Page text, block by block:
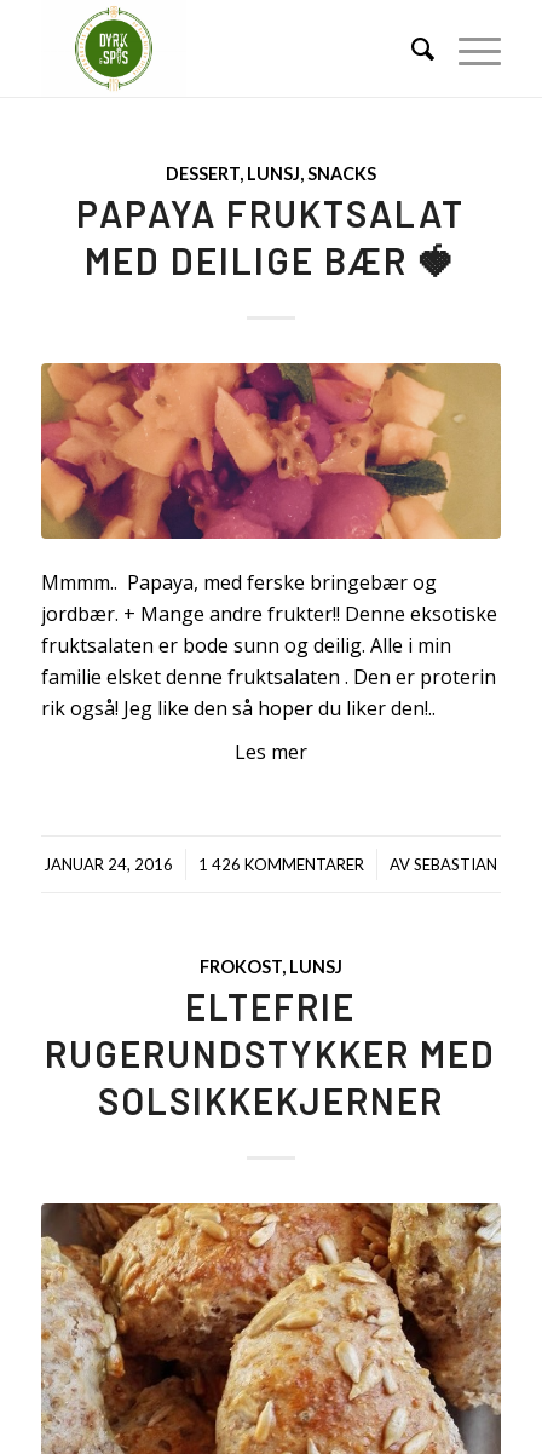
DESSERT, LUNSJ,SNACKS
PAPAYA FRUKTSALAT
MED DEILIGE BÆR 🍓
Mmmm.. Papaya, med ferske bringebær og
jordbær. + Mange andre frukter!! Denne eksotiske
fruktsalaten er bode sunn og deilig. Alle i min
familie elsket denne fruktsalaten . Den er proterin
rik også! Jeg like den så hoper du liker den!..
Les mer
JANUAR 24, 2016
/ 1 426 KOMMENTARER
/ AVSEBASTIAN
FROKOST, LUNSJ
ELTEFRIE
RUGERUNDSTYKKER MED
SOLSIKKEKJERNER